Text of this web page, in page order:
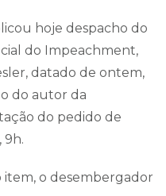
hoje despacho do
do Impeachment,
datado de ontem,
do autor da
do pedido de
9h.
o desembergador